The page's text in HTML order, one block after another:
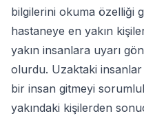
bilgilerini okuma özelliği
hastaneye en yakın
yakın insanlara uyarı
olurdu. Uzaktaki
bir insan gitmeyi
yakındaki kişilerden